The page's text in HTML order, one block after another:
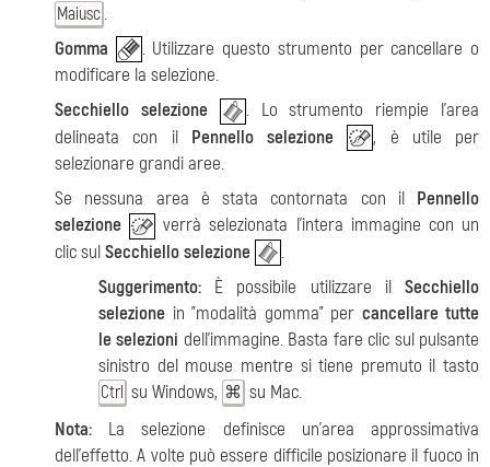
Maiusc .
Gomma
. Utilizzare questo strumento per cancellare o
modificare la selezione.
Secchiello selezione
. Lo strumento riempie l'area
delineata con il Pennello selezione
, è utile per
selezionare grandi aree.
Se nessuna area è stata contornata con il Pennello
selezione
verrà selezionata l'intera immagine con un
clic sulSecchiello selezione
.
Suggerimento: È possibile utilizzare il Secchiello
selezione in "modalità gomma" per cancellare tutte
le selezioni dell'immagine. Basta fare clic sul pulsante
sinistro del mouse mentre si tiene premuto il tasto
Ctrl su Windows, ⌘ su Mac.
Nota: La selezione definisce un'area approssimativa
dell'effetto. A volte può essere difficile posizionare il fuoco in